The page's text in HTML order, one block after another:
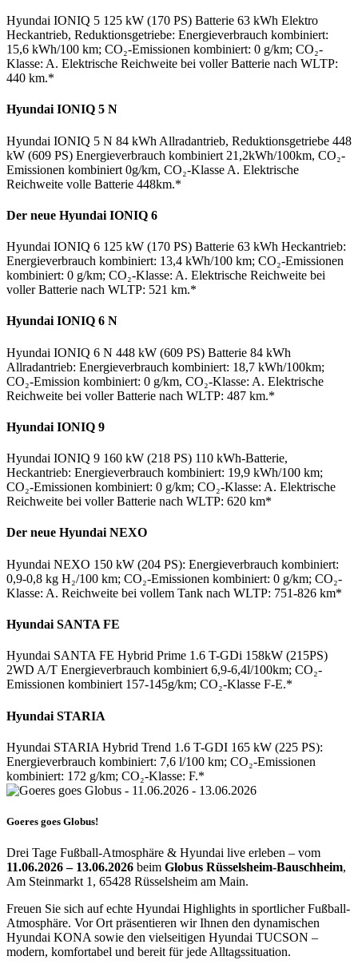
Hyundai IONIQ 5 125 kW (170 PS) Batterie 63 kWh Elektro
Heckantrieb, Reduktionsgetriebe: Energieverbrauch kombiniert:
15,6 kWh/100 km; CO₂-Emissionen kombiniert: 0 g/km; CO₂-
Klasse: A. Elektrische Reichweite bei voller Batterie nach WLTP:
440 km.*
Hyundai IONIQ 5 N
Hyundai IONIQ 5 N 84 kWh Allradantrieb, Reduktionsgetriebe 448
kW (609 PS) Energieverbrauch kombiniert 21,2kWh/100km, CO₂-
Emissionen kombiniert 0g/km, CO₂-Klasse A. Elektrische
Reichweite volle Batterie 448km.*
Der neue Hyundai IONIQ 6
Hyundai IONIQ 6 125 kW (170 PS) Batterie 63 kWh Heckantrieb:
Energieverbrauch kombiniert: 13,4 kWh/100 km; CO₂-Emissionen
kombiniert: 0 g/km; CO₂-Klasse: A. Elektrische Reichweite bei
voller Batterie nach WLTP: 521 km.*
Hyundai IONIQ 6 N
Hyundai IONIQ 6 N 448 kW (609 PS) Batterie 84 kWh
Allradantrieb: Energieverbrauch kombiniert: 18,7 kWh/100km;
CO₂-Emission kombiniert: 0 g/km, CO₂-Klasse: A. Elektrische
Reichweite bei voller Batterie nach WLTP: 487 km.*
Hyundai IONIQ 9
Hyundai IONIQ 9 160 kW (218 PS) 110 kWh-Batterie,
Heckantrieb: Energieverbrauch kombiniert: 19,9 kWh/100 km;
CO₂-Emissionen kombiniert: 0 g/km; CO₂-Klasse: A. Elektrische
Reichweite bei voller Batterie nach WLTP: 620 km*
Der neue Hyundai NEXO
Hyundai NEXO 150 kW (204 PS): Energieverbrauch kombiniert:
0,9-0,8 kg H₂/100 km; CO₂-Emissionen kombiniert: 0 g/km; CO₂-
Klasse: A. Reichweite bei vollem Tank nach WLTP: 751-826 km*
Hyundai SANTA FE
Hyundai SANTA FE Hybrid Prime 1.6 T-GDi 158kW (215PS)
2WD A/T Energieverbrauch kombiniert 6,9-6,4l/100km; CO₂-
Emissionen kombiniert 157-145g/km; CO₂-Klasse F-E.*
Hyundai STARIA
Hyundai STARIA Hybrid Trend 1.6 T-GDI 165 kW (225 PS):
Energieverbrauch kombiniert: 7,6 l/100 km; CO₂-Emissionen
kombiniert: 172 g/km; CO₂-Klasse: F.*
Goeres goes Globus!
Drei Tage Fußball-Atmosphäre & Hyundai live erleben – vom
11.06.2026 – 13.06.2026 beim Globus Rüsselsheim-Bauschheim,
Am Steinmarkt 1, 65428 Rüsselsheim am Main.
Freuen Sie sich auf echte Hyundai Highlights in sportlicher Fußball-
Atmosphäre. Vor Ort präsentieren wir Ihnen den dynamischen
Hyundai KONA sowie den vielseitigen Hyundai TUCSON –
modern, komfortabel und bereit für jede Alltagssituation.